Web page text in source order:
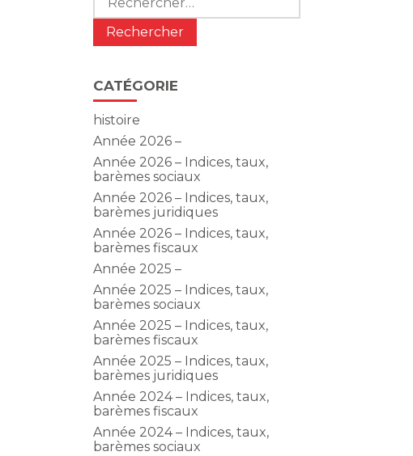
CATÉGORIE
histoire
Année 2026 –
Année 2026 – Indices, taux,
barèmes sociaux
Année 2026 – Indices, taux,
barèmes juridiques
Année 2026 – Indices, taux,
barèmes fiscaux
Année 2025 –
Année 2025 – Indices, taux,
barèmes sociaux
Année 2025 – Indices, taux,
barèmes fiscaux
Année 2025 – Indices, taux,
barèmes juridiques
Année 2024 – Indices, taux,
barèmes fiscaux
Année 2024 – Indices, taux,
barèmes sociaux